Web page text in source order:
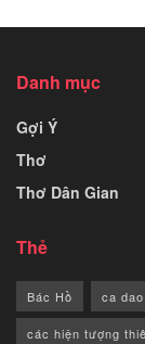
Danh mục
Gợi Ý
Thơ
Thơ Dân Gian
Thẻ
Bác Hồ ca dao
các hiện tượng